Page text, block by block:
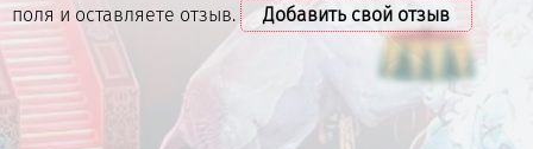
поля и оставляете отзыв.
Добавить свой отзыв